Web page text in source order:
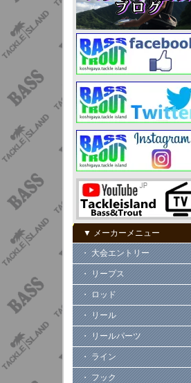
▼ メーカーメニュー
・ 大会エントリー
・ リープス
・ ロッド
・ リール
・ リールパーツ
・ ライン
・ フック